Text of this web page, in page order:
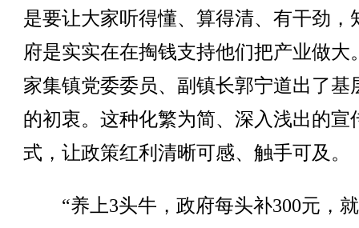
是要让大家听得懂、算得清、有干劲，
府是实实在在掏钱支持他们把产业做大
家集镇党委委员、副镇长郭宁道出了基
的初衷。这种化繁为简、深入浅出的宣
式，让政策红利清晰可感、触手可及。
“养上3头牛，政府每头补300元，